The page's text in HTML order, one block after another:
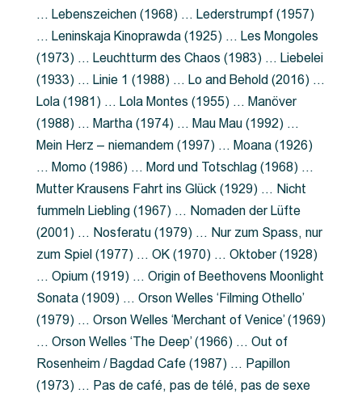
… Lebenszeichen (1968) … Lederstrumpf (1957)
… Leninskaja Kinoprawda (1925) … Les Mongoles
(1973) … Leuchtturm des Chaos (1983) … Liebelei
(1933) … Linie 1 (1988) … Lo and Behold (2016) …
Lola (1981) … Lola Montes (1955) … Manöver
(1988) … Martha (1974) … Mau Mau (1992) …
Mein Herz – niemandem (1997) … Moana (1926)
… Momo (1986) … Mord und Totschlag (1968) …
Mutter Krausens Fahrt ins Glück (1929) … Nicht
fummeln Liebling (1967) … Nomaden der Lüfte
(2001) … Nosferatu (1979) … Nur zum Spass, nur
zum Spiel (1977) … OK (1970) … Oktober (1928)
… Opium (1919) … Origin of Beethovens Moonlight
Sonata (1909) … Orson Welles ‘Filming Othello’
(1979) … Orson Welles ‘Merchant of Venice’ (1969)
… Orson Welles ‘The Deep’ (1966) … Out of
Rosenheim / Bagdad Cafe (1987) … Papillon
(1973) … Pas de café, pas de télé, pas de sexe